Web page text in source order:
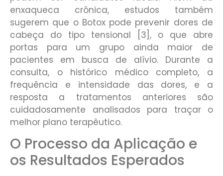
enxaqueca crônica, estudos também
sugerem que o Botox pode prevenir dores de
cabeça do tipo tensional [3], o que abre
portas para um grupo ainda maior de
pacientes em busca de alívio. Durante a
consulta, o histórico médico completo, a
frequência e intensidade das dores, e a
resposta a tratamentos anteriores são
cuidadosamente analisados para traçar o
melhor plano terapêutico.
O Processo da Aplicação e
os Resultados Esperados